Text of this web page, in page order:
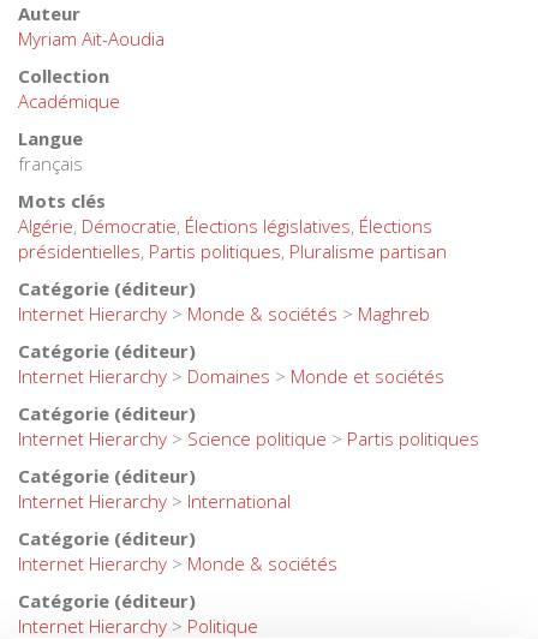
Auteur
Myriam Aït-Aoudia
Collection
Académique
Langue
français
Mots clés
Algérie, Démocratie, Élections législatives, Élections
présidentielles, Partis politiques, Pluralisme partisan
Catégorie (éditeur)
Internet Hierarchy > Monde & sociétés > Maghreb
Catégorie (éditeur)
Internet Hierarchy > Domaines > Monde et sociétés
Catégorie (éditeur)
Internet Hierarchy > Science politique > Partis politiques
Catégorie (éditeur)
Internet Hierarchy > International
Catégorie (éditeur)
Internet Hierarchy > Monde & sociétés
Catégorie (éditeur)
Internet Hierarchy > Politique